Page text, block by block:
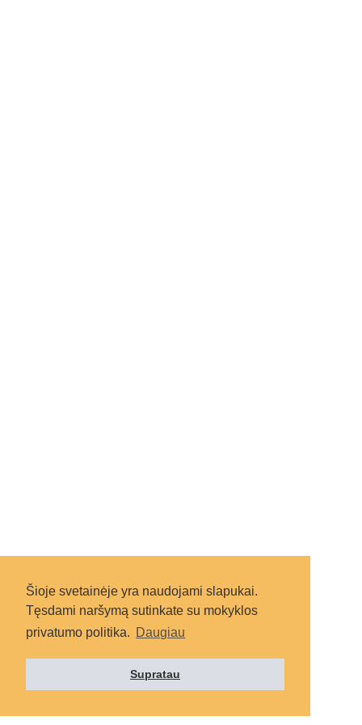
Šioje svetainėje yra naudojami slapukai.
Tęsdami naršymą sutinkate su mokyklos
privatumo politika. Daugiau
Supratau